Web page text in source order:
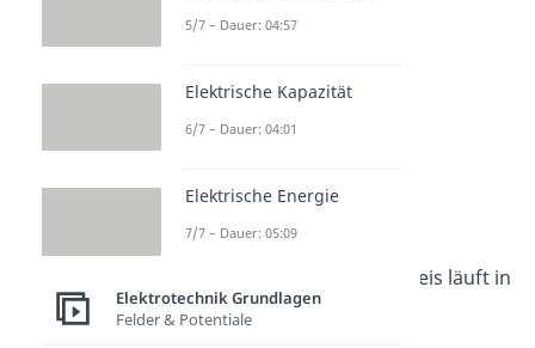
Vorgänge im
Schwingkreis
Der elektrische Schwingkreis läuft in
vier Schrittenab:
5/7 – Dauer: 04:57
Elektrische Kapazität
6/7 – Dauer: 04:01
Elektrische Energie
7/7 – Dauer: 05:09
Elektrotechnik Grundlagen
Felder & Potentiale